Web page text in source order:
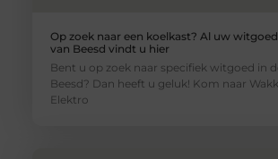
Op zoek naar een koelkast? Al uw
van Beesd vindt u hier
Bent u op zoek naar specifiek witgoed in
Beesd? Dan heeft u geluk! Kom naar
Elektro